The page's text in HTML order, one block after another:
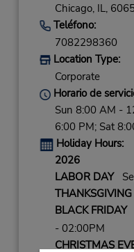
Chicago, IL,
Teléfono:
7082298360
Location Type:
Corporate
Horario de
Sun 8:00 AM -
6:00 PM; Sat
Holiday Hours:
2026
LABOR DAY
THANKSGIVING
BLACK FRIDAY
- 02:00PM
CHRISTMAS